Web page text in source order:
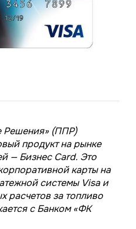
Решения» (ППР)
продукт на рынке
— Бизнес Card. Это
карты на
системы Visa и
расчетов за топливо
с Банком «ФК